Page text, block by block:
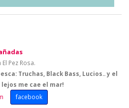
Pez Rosa.
Truchas, Black Bass, Lucios.. y el
lejos me cae el mar!
facebook